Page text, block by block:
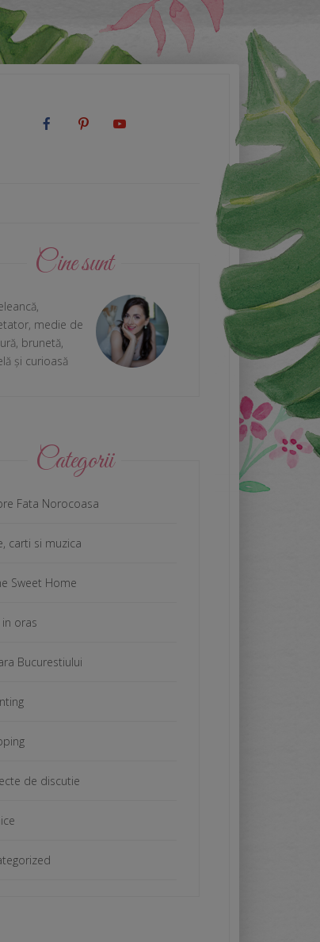
Cine sunt
medie de
brunetă,
și curioasă
Categorii
Fata Norocoasa
carti si muzica
Sweet Home
in oras
Bucurestiului
de discutie